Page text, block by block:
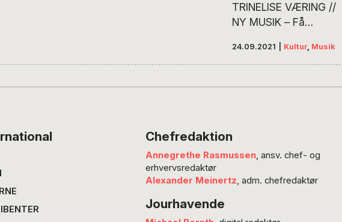
TRINELISE VÆRING //
NY MUSIK – Få
følger så intenst med i
den nye musik som
POV’s læsere i sine
forventninger til og
der sker lige nu på
feature Værings
24.09.2021 Kultur, Musik
Chefredaktion
Annegrethe Rasmussen, ansv. chef- og
erhvervsredaktør
Alexander Meinertz, adm. chefredaktør
Jourhavende